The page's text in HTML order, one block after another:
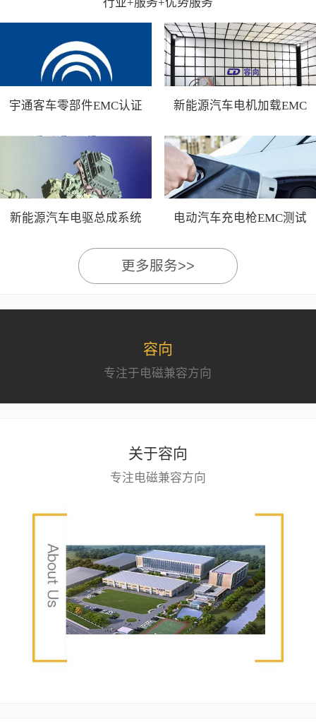
宇通客车零部件EMC认证
新能源汽车电机加载EMC
新能源汽车电驱总成系统
电动汽车充电枪EMC测试
更多服务>>
容向
专注于电磁兼容方向
关于容向
专注电磁兼容方向